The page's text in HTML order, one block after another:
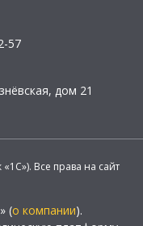
57
дом 21
Все права на сайт
(о компании).